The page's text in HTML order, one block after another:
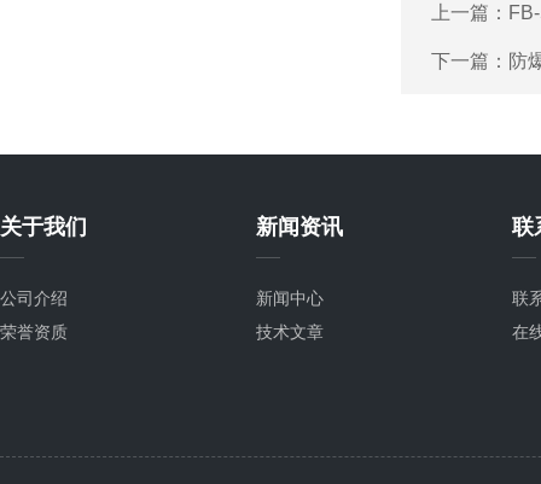
上一篇：
下一篇： 防
关于我们
公司介绍
荣誉资质
新闻资讯
新闻中心
技术文章
联
联
在